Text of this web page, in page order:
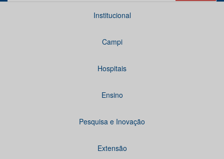
Institucional
Campi
Hospitais
Ensino
Pesquisa e Inovação
Extensão